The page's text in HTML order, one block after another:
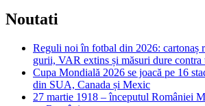
Noutati
Reguli noi în fotbal din 2026: cartonaș
gurii, VAR extins și măsuri dure contra
Cupa Mondială 2026 se joacă pe 16
din SUA, Canada și Mexic
27 martie 1918 – începutul României